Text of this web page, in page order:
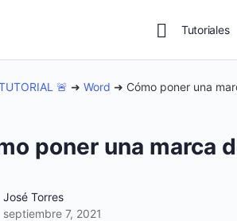
Tutoriales
🚨 ➜ Word ➜ Cómo poner una
poner una marca
José Torres
septiembre 7, 2021